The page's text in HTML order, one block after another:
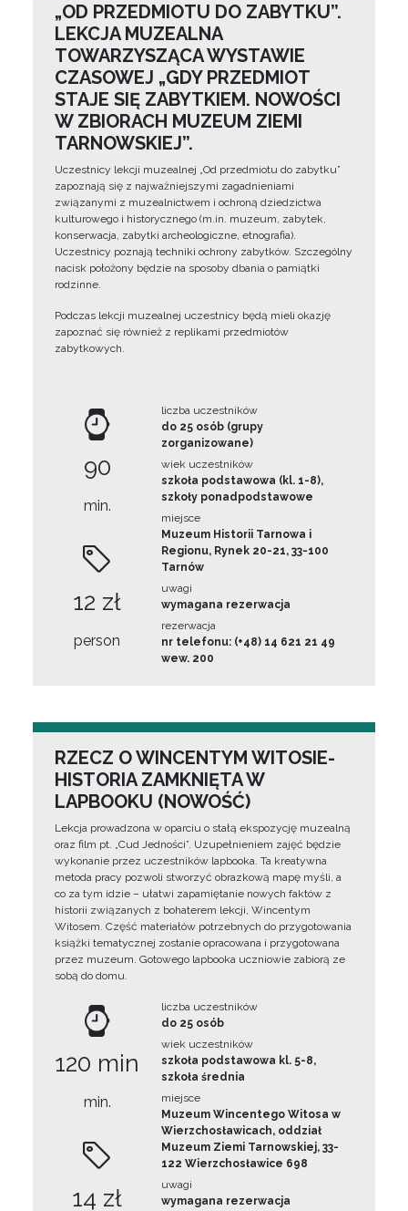
„OD PRZEDMIOTU DO ZABYTKU”.
LEKCJA MUZEALNA
TOWARZYSZĄCA WYSTAWIE
CZASOWEJ „GDY PRZEDMIOT
STAJE SIĘ ZABYTKIEM. NOWOŚCI
W ZBIORACH MUZEUM ZIEMI
TARNOWSKIEJ”.
Uczestnicy lekcji muzealnej „Od przedmiotu do zabytku”
zapoznają się z najważniejszymi zagadnieniami
związanymi z muzealnictwem i ochroną dziedzictwa
kulturowego i historycznego (m.in. muzeum, zabytek,
konserwacja, zabytki archeologiczne, etnografia).
Uczestnicy poznają techniki ochrony zabytków. Szczególny
nacisk położony będzie na sposoby dbania o pamiątki
rodzinne.
Podczas lekcji muzealnej uczestnicy będą mieli okazję
zapoznać się również z replikami przedmiotów
zabytkowych.
90
min.
12 zł
person
liczba uczestników
do 25 osób (grupy
zorganizowane)
wiek uczestników
szkoła podstawowa (kl. 1-8),
szkoły ponadpodstawowe
miejsce
Muzeum Historii Tarnowa i
Regionu, Rynek 20-21, 33-100
Tarnów
uwagi
wymagana rezerwacja
rezerwacja
nr telefonu: (+48) 14 621 21 49
wew. 200
RZECZ O WINCENTYM WITOSIE-
HISTORIA ZAMKNIĘTA W
LAPBOOKU (NOWOŚĆ)
Lekcja prowadzona w oparciu o stałą ekspozycję muzealną
oraz film pt. „Cud Jedności”. Uzupełnieniem zajęć będzie
wykonanie przez uczestników lapbooka. Ta kreatywna
metoda pracy pozwoli stworzyć obrazkową mapę myśli, a
co za tym idzie – ułatwi zapamiętanie nowych faktów z
historii związanych z bohaterem lekcji, Wincentym
Witosem. Część materiałów potrzebnych do przygotowania
książki tematycznej zostanie opracowana i przygotowana
przez muzeum. Gotowego lapbooka uczniowie zabiorą ze
sobą do domu.
120 min
min.
14 zł
liczba uczestników
do 25 osób
wiek uczestników
szkoła podstawowa kl. 5-8,
szkoła średnia
miejsce
Muzeum Wincentego Witosa w
Wierzchosławicach, oddział
Muzeum Ziemi Tarnowskiej, 33-
122 Wierzchosławice 698
uwagi
wymagana rezerwacja